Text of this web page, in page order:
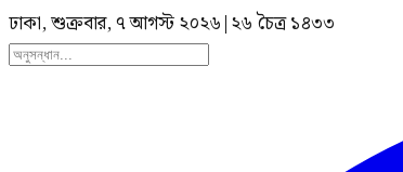
ঢাকা, শুক্রবার, ৭ আগস্ট ২০২৬|২৬ চৈত্র ১৪৩৩